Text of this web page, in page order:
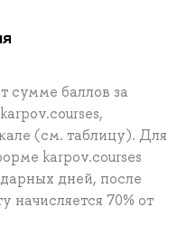
сумме баллов за
(см. таблицу). Для
karpov.courses
дней, после
начисляется 70% от